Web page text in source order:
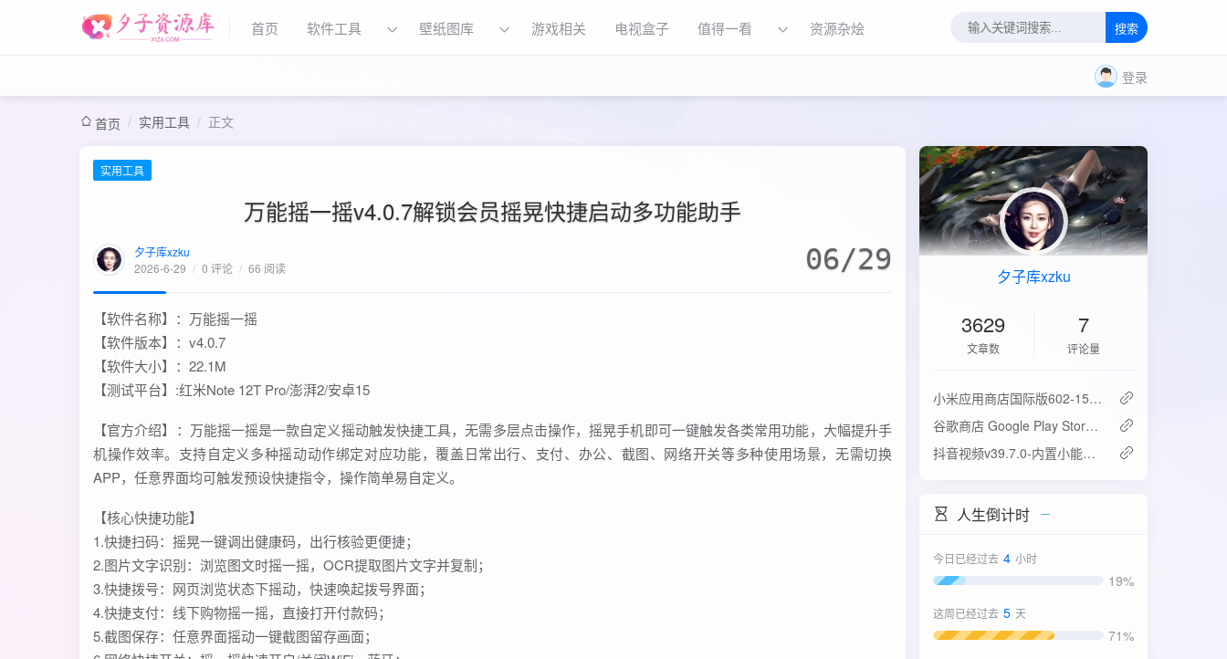
首页 软件工具 壁纸图库 游戏相关 电视盒子 值得一看 资源杂烩 搜索
登录
首页 / 实用工具 / 正文
实用工具
万能摇一摇v4.0.7解锁会员摇晃快捷启动多功能助手
夕子库xzku
2026-6-29 / 0 评论 / 66 阅读 06/29
【软件名称】：万能摇一摇
【软件版本】：v4.0.7
【软件大小】：22.1M
【测试平台】:红米Note 12T Pro/澎湃2/安卓15
【官方介绍】：万能摇一摇是一款自定义摇动触发快捷工具，无需多层点击操作，摇晃手机即可一键触发各类常用功能，大幅提升手
机操作效率。支持自定义多种摇动动作绑定对应功能，覆盖日常出行、支付、办公、截图、网络开关等多种使用场景，无需切换
APP，任意界面均可触发预设快捷指令，操作简单易自定义。
【核心快捷功能】
1.快捷扫码：摇晃一键调出健康码，出行核验更便捷；
2.图片文字识别：浏览图文时摇一摇，OCR提取图片文字并复制；
3.快捷拨号：网页浏览状态下摇动，快速唤起拨号界面；
4.快捷支付：线下购物摇一摇，直接打开付款码；
5.截图保存：任意界面摇动一键截图留存画面；
夕子库xzku
3629
文章数
7
评论量
‌小米应用商店国际版602-15.6.0.2：免登录直下，比谷歌商店快3倍！
谷歌商店 Google Play Store v52.4.42-31版
抖音视频v39.7.0-内置小能手2.0.7模块
人生倒计时
今日已经过去 4 小时
19%
这周已经过去 5 天
71%